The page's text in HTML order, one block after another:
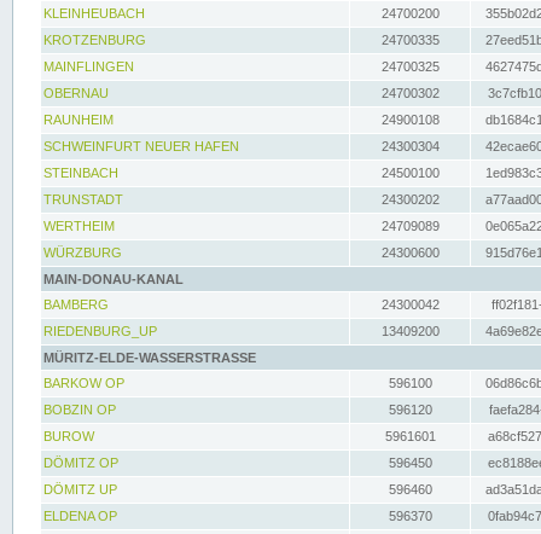
KLEINHEUBACH 24700200
KROTZENBURG
24700335
MAINFLINGEN
24700325
OBERNAU
24700302
RAUNHEIM
24900108
SCHWEINFURT NEUER HAFEN
24300304
STEINBACH
24500100
TRUNSTADT
24300202
WERTHEIM
24709089
WÜRZBURG
24300600
MAIN-DONAU-KANAL
BAMBERG
24300042
RIEDENBURG_UP
13409200
MÜRITZ-ELDE-WASSERSTRASSE
BARKOW OP
596100
BOBZIN OP
596120
BUROW
5961601
DÖMITZ OP
596450
DÖMITZ UP
596460
ELDENA OP
596370